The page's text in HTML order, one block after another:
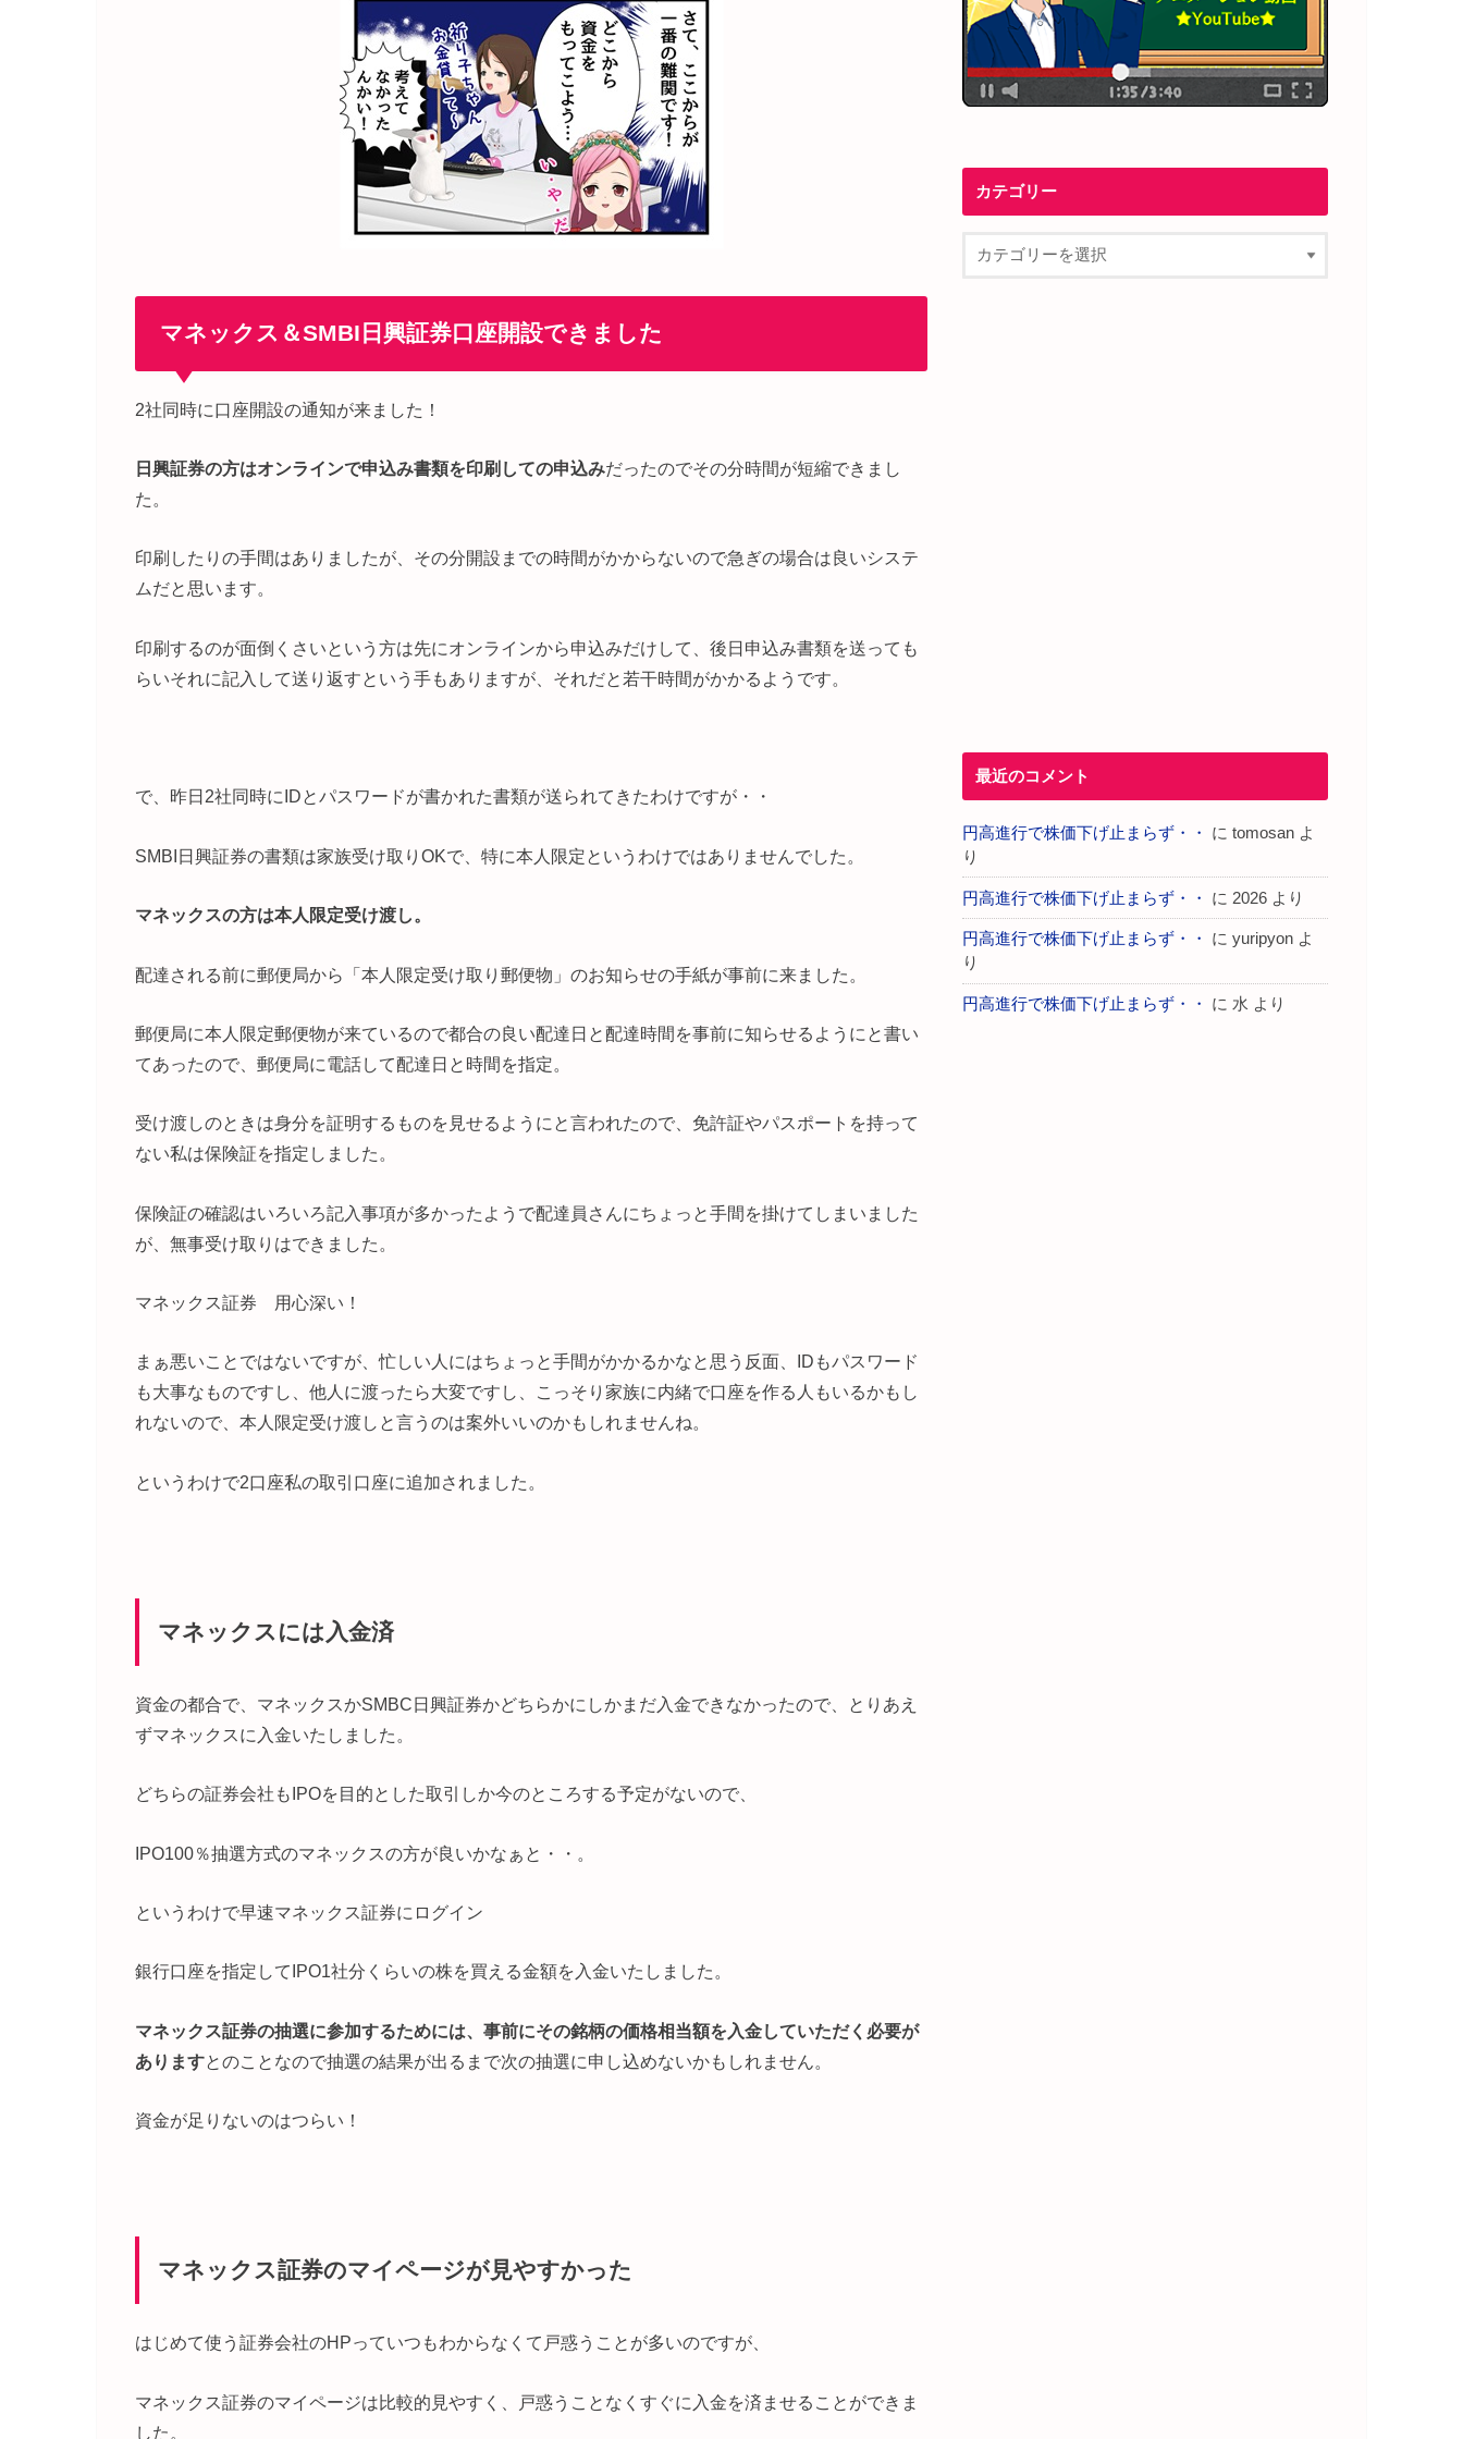
マネックス＆SMBI日興証券口座開設できました
2社同時に口座開設の通知が来ました！
日興証券の方はオンラインで申込み書類を印刷しての申込みだったのでその分時間が短縮できまし
た。
印刷したりの手間はありましたが、その分開設までの時間がかからないので急ぎの場合は良いシステ
ムだと思います。
印刷するのが面倒くさいという方は先にオンラインから申込みだけして、後日申込み書類を送っても
らいそれに記入して送り返すという手もありますが、それだと若干時間がかかるようです。
で、昨日2社同時にIDとパスワードが書かれた書類が送られてきたわけですが・・
SMBI日興証券の書類は家族受け取りOKで、特に本人限定というわけではありませんでした。
マネックスの方は本人限定受け渡し。
配達される前に郵便局から「本人限定受け取り郵便物」のお知らせの手紙が事前に来ました。
郵便局に本人限定郵便物が来ているので都合の良い配達日と配達時間を事前に知らせるようにと書い
てあったので、郵便局に電話して配達日と時間を指定。
受け渡しのときは身分を証明するものを見せるようにと言われたので、免許証やパスポートを持って
ない私は保険証を指定しました。
保険証の確認はいろいろ記入事項が多かったようで配達員さんにちょっと手間を掛けてしまいました
が、無事受け取りはできました。
マネックス証券 用心深い！
まぁ悪いことではないですが、忙しい人にはちょっと手間がかかるかなと思う反面、IDもパスワード
も大事なものですし、他人に渡ったら大変ですし、こっそり家族に内緒で口座を作る人もいるかもし
れないので、本人限定受け渡しと言うのは案外いいのかもしれませんね。
というわけで2口座私の取引口座に追加されました。
マネックスには入金済
資金の都合で、マネックスかSMBC日興証券かどちらかにしかまだ入金できなかったので、とりあえ
ずマネックスに入金いたしました。
どちらの証券会社もIPOを目的とした取引しか今のところする予定がないので、
IPO100％抽選方式のマネックスの方が良いかなぁと・・。
というわけで早速マネックス証券にログイン
銀行口座を指定してIPO1社分くらいの株を買える金額を入金いたしました。
マネックス証券の抽選に参加するためには、事前にその銘柄の価格相当額を入金していただく必要が
ありますとのことなので抽選の結果が出るまで次の抽選に申し込めないかもしれません。
資金が足りないのはつらい！
マネックス証券のマイページが見やすかった
はじめて使う証券会社のHPっていつもわからなくて戸惑うことが多いのですが、
マネックス証券のマイページは比較的見やすく、戸惑うことなくすぐに入金を済ませることができま
した。
カテゴリー
最近のコメント
円高進行で株価下げ止まらず・・ に tomosan よ
り
円高進行で株価下げ止まらず・・ に 2026 より
円高進行で株価下げ止まらず・・ に yuripyon よ
り
円高進行で株価下げ止まらず・・ に 水 より